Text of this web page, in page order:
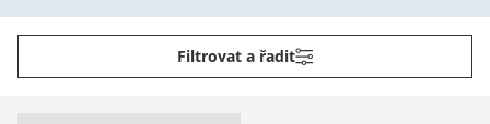
Filtrovat a řadit